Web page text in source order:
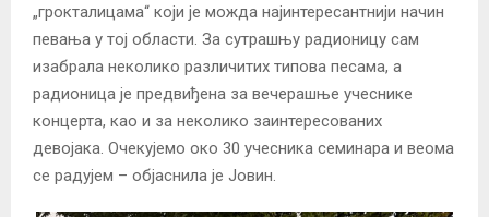
„грокталицама“ који је можда најинтересантнији начин
певања у тој области. За сутрашњу радионицу сам
изабрала неколико различитих типова песама, а
радионица је предвиђена за вечерашње учеснике
концерта, као и за неколико заинтересованих
девојака. Очекујемо око 30 учесника семинара и веома
се радујем – објаснила је Јовин.